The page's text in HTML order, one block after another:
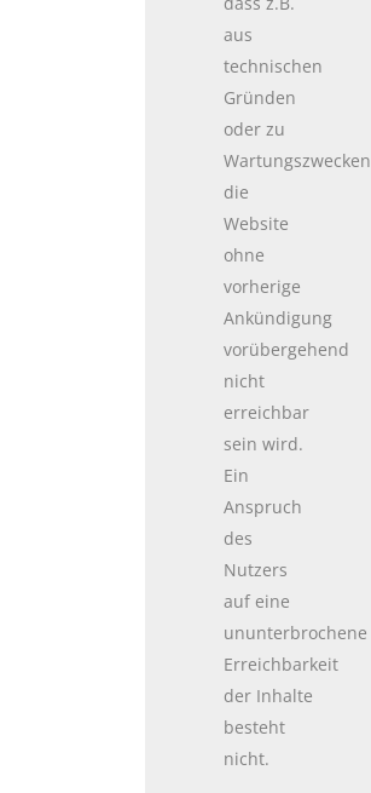
aus
technischen
Gründen
oder zu
Wartungszwecken
die
Website
ohne
vorherige
Ankündigung
vorübergehend
nicht
erreichbar
sein wird.
Ein
Anspruch
des
Nutzers
auf eine
ununterbrochene
Erreichbarkeit
der Inhalte
besteht
nicht.